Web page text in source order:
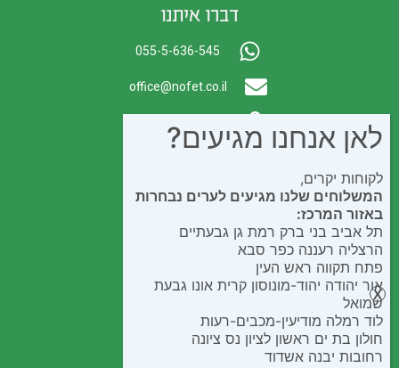
דברו איתנו
055-5-636-545
office@nofet.co.il
לאן אנחנו מגיעים?
לקוחות יקרים,
המשלוחים שלנו מגיעים לערים נבחרות
באזור המרכז:
תל אביב בני ברק רמת גן גבעתיים
הרצליה רעננה כפר סבא
פתח תקווה ראש העין
אור יהודה יהוד-מונוסון קרית אונו גבעת
שמואל
לוד רמלה מודיעין-מכבים-רעות
חולון בת ים ראשון לציון נס ציונה
רחובות יבנה אשדוד